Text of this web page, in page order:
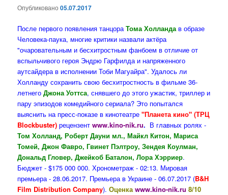
Опубликовано05.07.2017
После первого появления танцораТома Холландав образе
Человека-паука, многие критики назвали актёра
"очаровательным и бесхитростным фанбоем в отличие от
вспыльчивого героя Эндрю Гарфилда и напряженного
аутсайдера в исполнении Тоби Магуайра". Удалось ли
Холланду сохранить свою бесхитростность в фильме 36-
летнегоДжона Уоттса, снявшего до этого ужастик, триллер и
пару эпизодов комедийного сериала? Это попытался
выяснить на пресс-показе в кинотеатре"Планета кино" (ТРЦ
Blockbuster)рецензентwww.kino-nik.ru. В главных ролях -
Том Холланд, Роберт Дауни мл., Майкл Китон, Мариса
Томей, Джон Фавро, Гвинет Пэлтроу, Зендея Коулман,
Дональд Гловер, Джейкоб Баталон, Лора Хэрриер.
Бюджет - $175 000 000. Хронометраж - 02:13. Мировая
премьера - 28.06.2017. Премьера в Украине - 06.07.2017 (B&H
Film Distribution Company).Оценкаwww.kino-nik.ru 8/10